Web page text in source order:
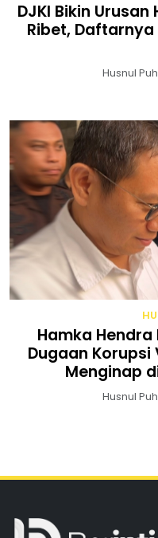
DJKI Bikin
Ribet, Daftarnya
Husnul
Hamka
Dugaan Korupsi
Menginap
Husnul